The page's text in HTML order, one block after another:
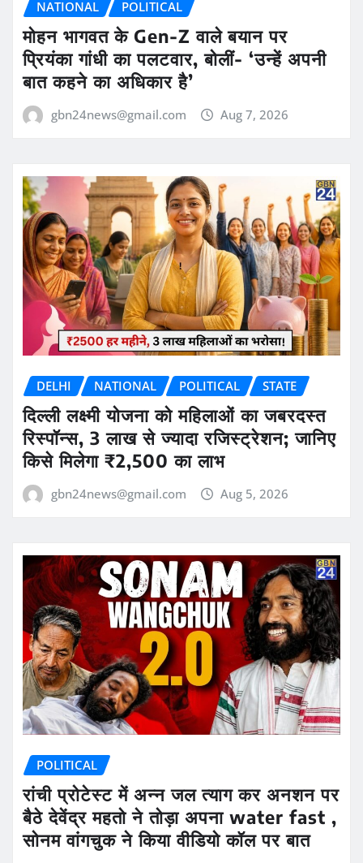
NATIONAL POLITICAL
मोहन भागवत के Gen-Z वाले बयान पर
प्रियंका गांधी का पलटवार, बोलीं- ‘उन्हें अपनी
बात कहने का अधिकार है’
gbn24news@gmail.com Aug 7, 2026
DELHI NATIONAL POLITICAL STATE
दिल्ली लक्ष्मी योजना को महिलाओं का जबरदस्त
रिस्पॉन्स, 3 लाख से ज्यादा रजिस्ट्रेशन; जानिए
किसे मिलेगा ₹2,500 का लाभ
gbn24news@gmail.com Aug 5, 2026
POLITICAL
रांची प्रोटेस्ट में अन्न जल त्याग कर अनशन पर
बैठे देवेंद्र महतो ने तोड़ा अपना water fast ,
सोनम वांगचुक ने किया वीडियो कॉल पर बात